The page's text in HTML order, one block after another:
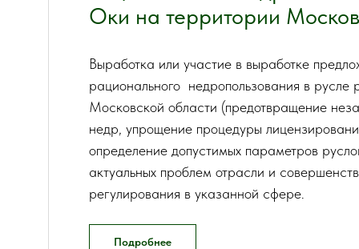
Оки на территории
Выработка или участие в выработке
рационального недропользования в
Московской области (предотвращение
недр, упрощение процедуры
определение допустимых параметров
актуальных проблем отрасли и
регулирования в указанной сфере.
Подробнее